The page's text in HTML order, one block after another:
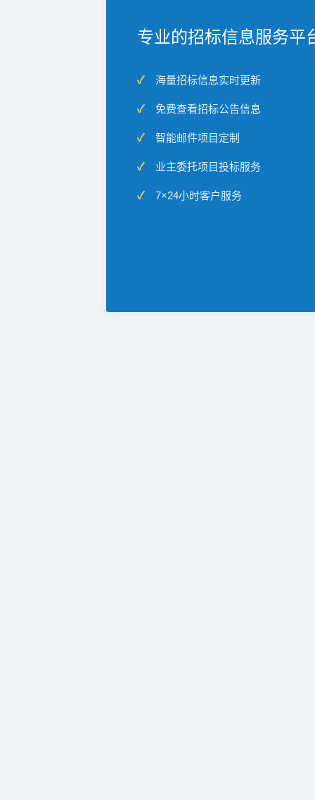
专业的招标信息服务平
海量招标信息实时更新
免费查看招标公告信息
智能邮件项目定制
业主委托项目投标服务
7×24小时客户服务